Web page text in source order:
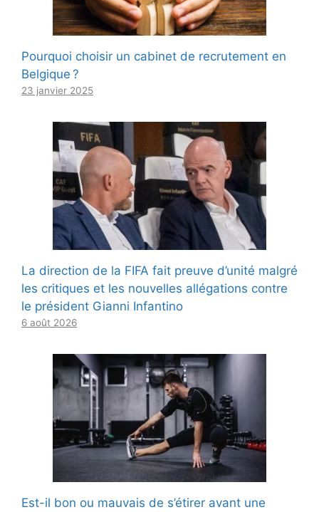
Pourquoi choisir un cabinet de recrutement en
Belgique ?
23 janvier 2025
La direction de la FIFA fait preuve d’unité malgré
les critiques et les nouvelles allégations contre
le président Gianni Infantino
6 août 2026
Est-il bon ou mauvais de s’étirer avant une